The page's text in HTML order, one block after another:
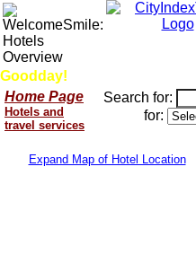
Goodday!
Home Page
Hotels and
travel services
Search for:
for:
Expand Map of Hotel Location